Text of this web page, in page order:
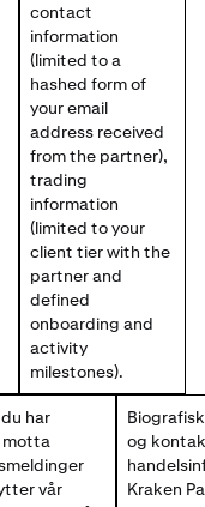
contact
information
(limited to a
hashed form of
your email
address received
from the partner),
trading
information
(limited to your
client tier with the
partner and
defined
onboarding and
activity
milestones).
har
motta
vår
og
Kraken